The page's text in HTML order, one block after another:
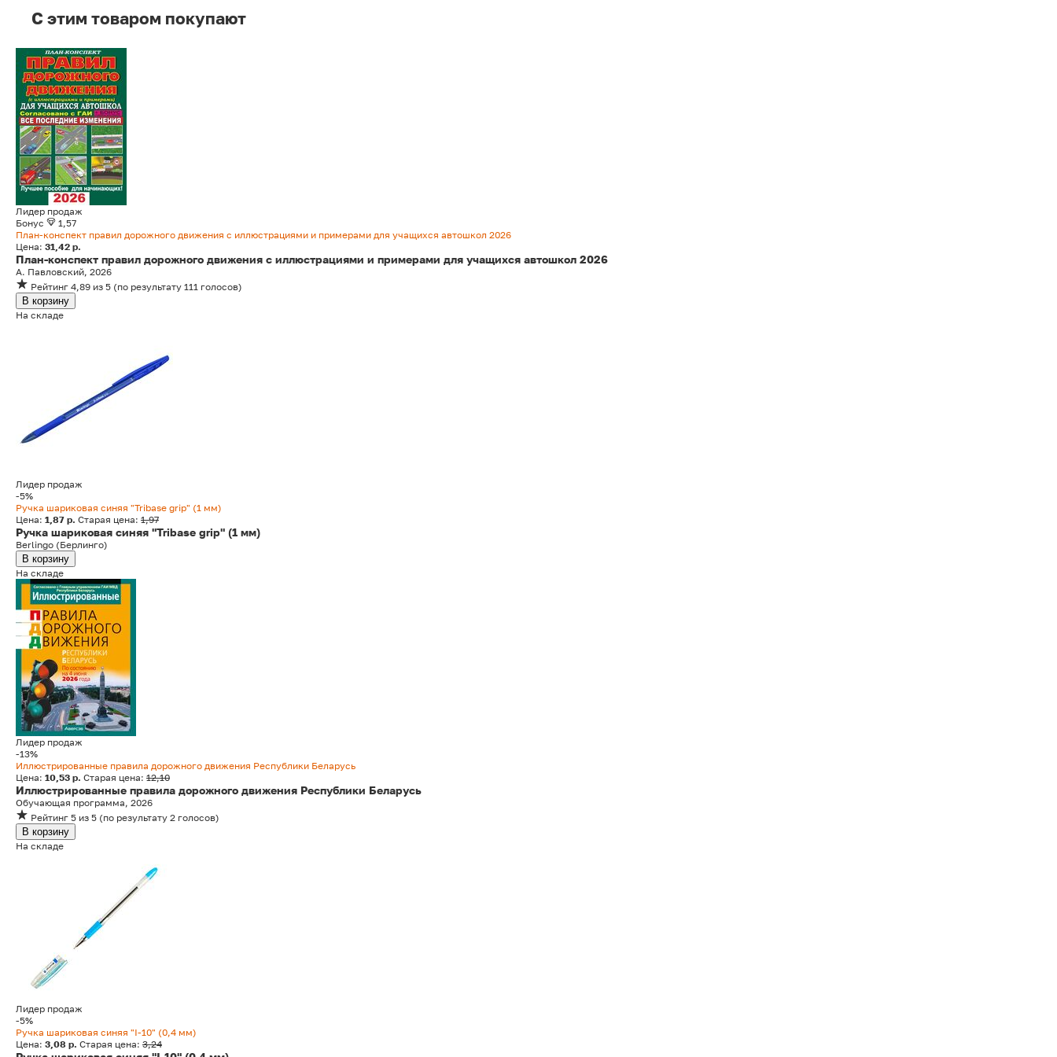
C этим товаром покупают
Лидер продаж
Бонус
1,57
План-конспект правил дорожного движения с иллюстрациями и примерами для учащихся автошкол 2026
Цена: 31,42 р.
План-конспект правил дорожного движения с иллюстрациями и примерами для учащихся автошкол 2026
А. Павловский, 2026
Рейтинг 4,89 из 5 (по результату 111 голосов)
В корзину
На складе
Лидер продаж
-5%
Ручка шариковая синяя "Tribase grip" (1 мм)
Цена: 1,87 р. Старая цена: 1,97
Ручка шариковая синяя "Tribase grip" (1 мм)
Berlingo (Берлинго)
В корзину
На складе
Лидер продаж
-13%
Иллюстрированные правила дорожного движения Республики Беларусь
Цена: 10,53 р. Старая цена: 12,10
Иллюстрированные правила дорожного движения Республики Беларусь
Обучающая программа, 2026
Рейтинг 5 из 5 (по результату 2 голосов)
В корзину
На складе
Лидер продаж
-5%
Ручка шариковая синяя "I-10" (0,4 мм)
Цена: 3,08 р. Старая цена: 3,24